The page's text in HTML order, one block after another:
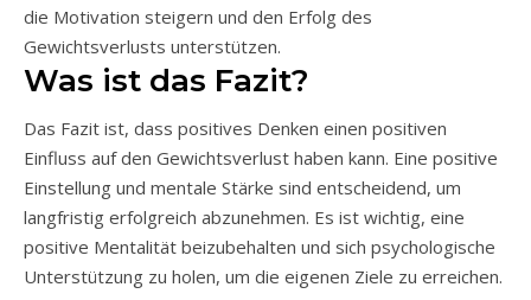
die Motivation steigern und den Erfolg des
Gewichtsverlusts unterstützen.
Was ist das Fazit?
Das Fazit ist, dass positives Denken einen positiven
Einfluss auf den Gewichtsverlust haben kann. Eine positive
Einstellung und mentale Stärke sind entscheidend, um
langfristig erfolgreich abzunehmen. Es ist wichtig, eine
positive Mentalität beizubehalten und sich psychologische
Unterstützung zu holen, um die eigenen Ziele zu erreichen.